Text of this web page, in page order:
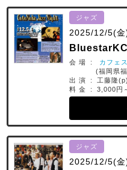
ジャズ
2025/12/5(
BluestarKC
会 場 :
カフェ
(福岡県
出 演 : 工藤隆
料 金 : 3,000円
ジャズ
2025/12/5(